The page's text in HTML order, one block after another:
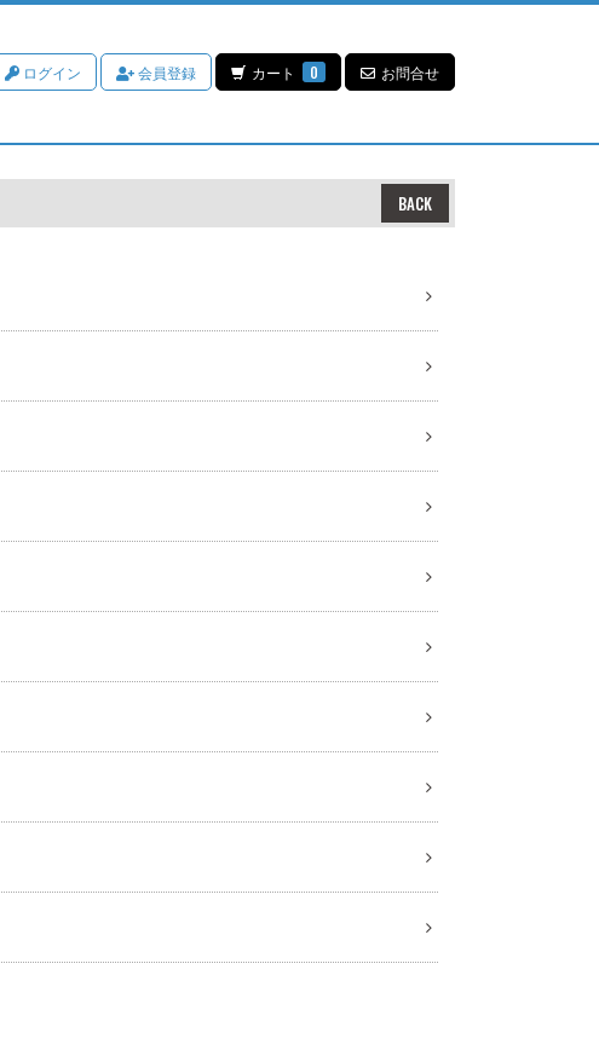
ログイン 会員登録 カート 0 お問合せ
BACK